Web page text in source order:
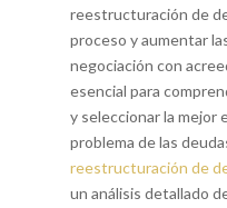
reestructuración de
proceso y aumentar
negociación con
esencial para
y seleccionar la mejor
problema de las
reestructuración de
un análisis detallado